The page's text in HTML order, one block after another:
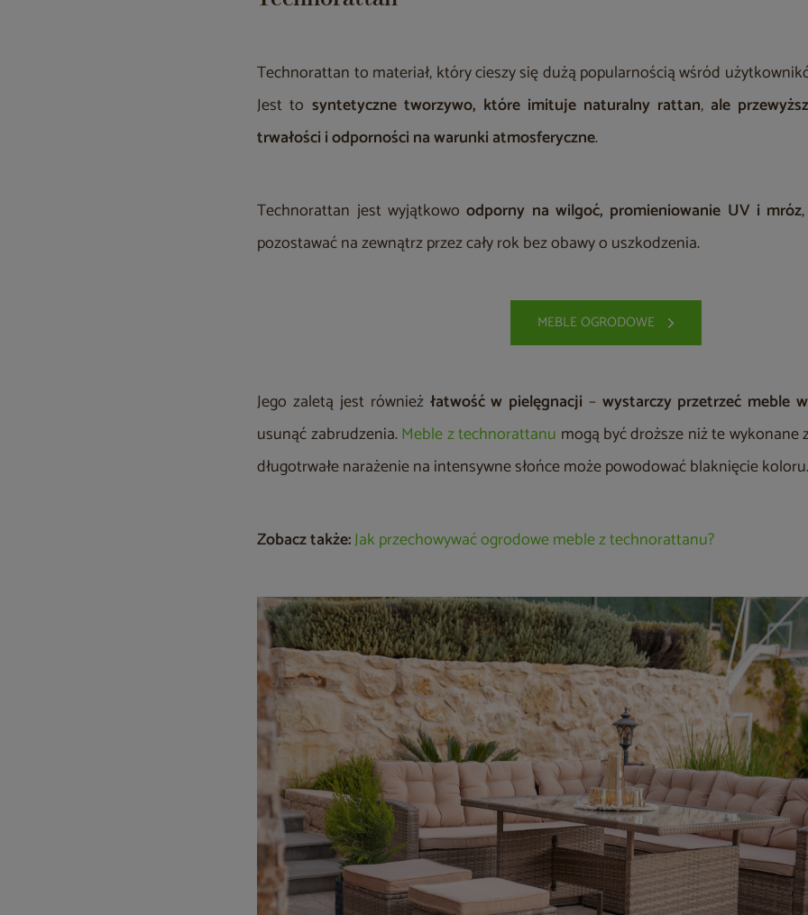
Technorattan to materiał, który cieszy się dużą popularnością wśród
Jest to syntetyczne tworzywo, które imituje naturalny rattan, ale
trwałości i odporności na warunki atmosferyczne.
Technorattan jest wyjątkowoodporny na wilgoć, promieniowanie UV i mróz
pozostawać na zewnątrz przez cały rok bez obawy o uszkodzenia.
MEBLE OGRODOWE
Jego zaletą jest również łatwość w pielęgnacji – wystarczy przetrzeć meble
usunąć zabrudzenia.Meble z technorattanu mogą być droższe niż te wykonane
długotrwałe narażenie na intensywne słońce może powodować blaknięcie koloru.
Zobacz także:Jak przechowywać ogrodowe meble z technorattanu?